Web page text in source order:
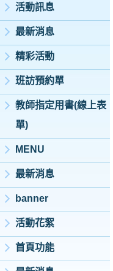
活動訊息
最新消息
精彩活動
班訪預約單
教師指定用書(線上表
單)
MENU
最新消息
banner
活動花絮
首頁功能